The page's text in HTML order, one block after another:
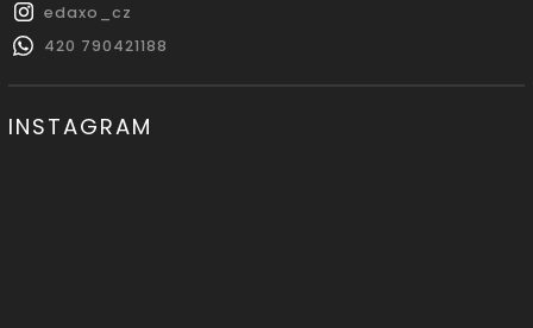
edaxo_cz
420 790421188
INSTAGRAM